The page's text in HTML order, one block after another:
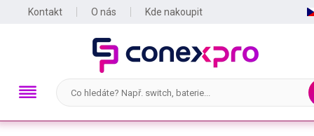
Kontakt O nás Kde nakoupit